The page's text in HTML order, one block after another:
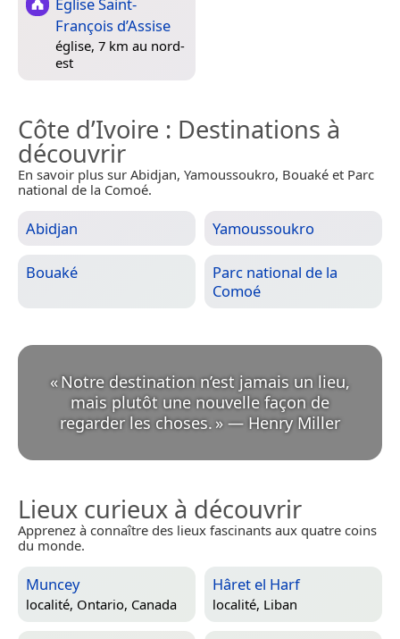
François d’Assise
église, 7 km au nord-
est
Côte d’Ivoire : Destinations à
découvrir
En savoir plus sur Abidjan, Yamoussoukro, Bouaké et Parc
national de la Comoé.
Abidjan Yamoussoukro
Bouaké
Parc national de la
Comoé
«Notre destination n’est jamais un lieu,
mais plutôt une nouvelle façon de
regarder les choses. » — Henry Miller
Lieux curieux à découvrir
Apprenez à connaître des lieux fascinants aux quatre coins
du monde.
Muncey
localité, Ontario, Canada
Hâret el Harf
localité, Liban